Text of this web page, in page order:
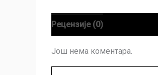
Рецензије (0)
Још нема коментара.